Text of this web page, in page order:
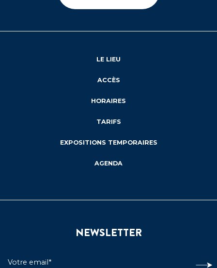
LE LIEU
ACCÈS
HORAIRES
TARIFS
EXPOSITIONS TEMPORAIRES
AGENDA
NEWSLETTER